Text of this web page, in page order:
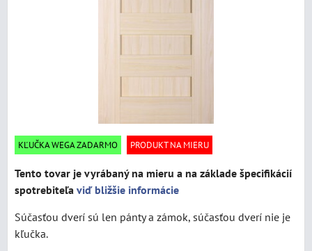
KĽUČKA WEGA ZADARMO PRODUKT NA MIERU
Tento tovar je vyrábaný na mieru a na základe špecifikácií
spotrebiteľa viď bližšie informácie
Súčasťou dverí sú len pánty a zámok, súčasťou dverí nie je
kľučka.